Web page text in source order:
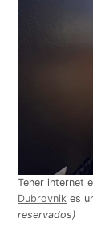
Tener internet
Dubrovnik es
reservados)